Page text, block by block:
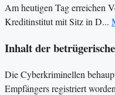
Am heutigen Tag erreichen
Kreditinstitut mit Sitz in D...
Inhalt der
Die Cyberkriminellen
Empfängers registriert